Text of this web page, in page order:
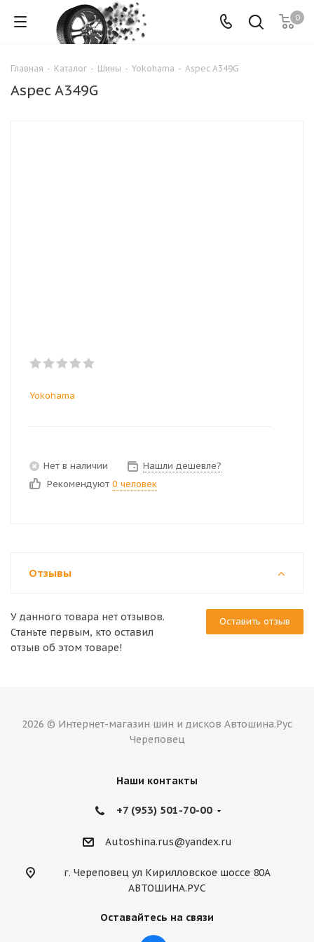
0
Главная - Каталог - Шины - Yokohama - Aspec A349G
Aspec A349G
Yokohama
Нет в наличии
Нашли дешевле?
Рекомендуют 0 человек
Отзывы
Оставить отзыв
У данного товара нет отзывов.
Станьте первым, кто оставил
отзыв об этом товаре!
2026 © Интернет-магазин шин и дисков Автошина.Рус
Череповец
Наши контакты
+7 (953) 501-70-00
Autoshina.rus@yandex.ru
г. Череповец ул Кирилловское шоссе 80А
АВТОШИНА.РУС
Оставайтесь на связи